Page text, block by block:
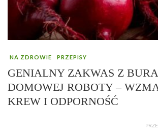
NA ZDROWIE PRZEPISY
GENIALNY ZAKWAS Z
DOMOWEJ ROBOTY –
KREW I ODPORNOŚĆ